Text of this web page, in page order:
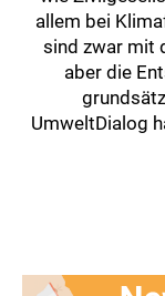
allem bei
sind zwar mit
aber die
UmweltDialog